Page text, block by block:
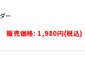
ー
販売価格: 1,980円(税込)